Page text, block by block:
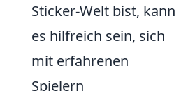
Sticker-Welt bist, kann
es hilfreich sein, sich
mit erfahrenen
Spielern